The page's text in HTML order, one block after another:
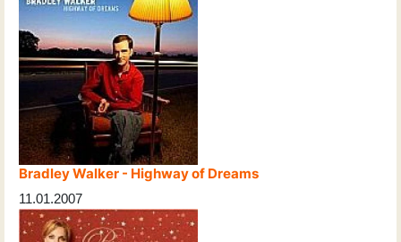
Bradley Walker - Highway of Dreams
11.01.2007